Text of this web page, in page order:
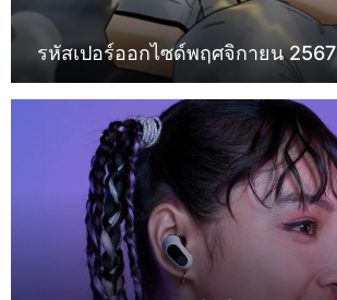
รหัสเปอร์ออกไซด์พฤศจิกายน 2567